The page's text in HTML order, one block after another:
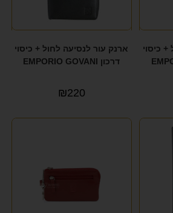
כיסוי
ארנק עור לנסיעה לחול + כיסוי
דרכון EMPORIO GOVANI
₪220